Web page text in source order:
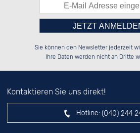
██░░░░░░██░░██░░██░░██░░██░░██░░
██████░░██░░██░░██████░░██████░░
██░░██░░██░░██░░░░░░██░░░░░░██░░
Bitte
das
Sie können den Newsletter jederzeit
Ihre Daten werden nicht an Dritte
Kontaktieren Sie uns direkt!
Hotline: (040) 244